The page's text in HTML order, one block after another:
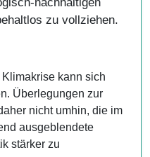
zu vollziehen.
kann sich
Überlegungen zur
nicht umhin, die im
ausgeblendete
stärker zu